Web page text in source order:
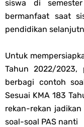
Jawaban Tugas
siswa di
bermanfaat saat
pendidikan
Untuk
Tahun 2022/
berbagi contoh
Sesuai KMA 183
rekan-rekan
soal-soal PAS nanti